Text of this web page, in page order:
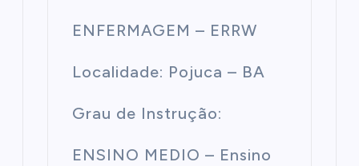
ENFERMAGEM – ERRW
Localidade: Pojuca – BA
Grau de Instrução:
ENSINO MEDIO – Ensino